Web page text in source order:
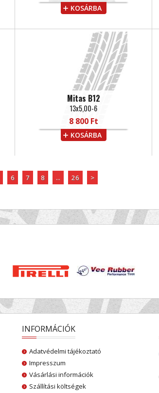
KOSÁRBA
Mitas B12
13x5,00-6
8 800 Ft
KOSÁRBA
6 7 8 ... 26 >
INFORMÁCIÓK
Adatvédelmi tájékoztató
Impresszum
Vásárlási információk
Szállítási költségek